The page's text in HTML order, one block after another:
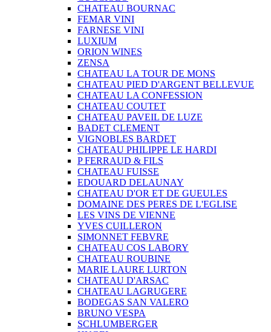
CHATEAU BOURNAC
FEMAR VINI
FARNESE VINI
LUXIUM
ORION WINES
ZENSA
CHATEAU LA TOUR DE MONS
CHATEAU PIED D'ARGENT BELLEVUE
CHATEAU LA CONFESSION
CHATEAU COUTET
CHATEAU PAVEIL DE LUZE
BADET CLEMENT
VIGNOBLES BARDET
CHATEAU PHILIPPE LE HARDI
P FERRAUD & FILS
CHATEAU FUISSE
EDOUARD DELAUNAY
CHATEAU D'OR ET DE GUEULES
DOMAINE DES PERES DE L'EGLISE
LES VINS DE VIENNE
YVES CUILLERON
SIMONNET FEBVRE
CHATEAU COS LABORY
CHATEAU ROUBINE
MARIE LAURE LURTON
CHATEAU D'ARSAC
CHATEAU LAGRUGERE
BODEGAS SAN VALERO
BRUNO VESPA
SCHLUMBERGER